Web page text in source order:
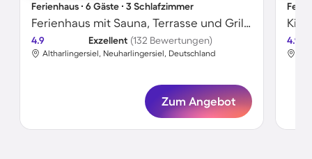
Ferienhaus ∙ 6 Gäste ∙ 3 Schlafzimmer
Ferienhaus mit Sauna, Terrasse und Grill | Naturblick
4.9 Exzellent (132 Bewertungen)
Altharlingersiel, Neuharlingersiel, Deutschland
Zum Angebot
4.9